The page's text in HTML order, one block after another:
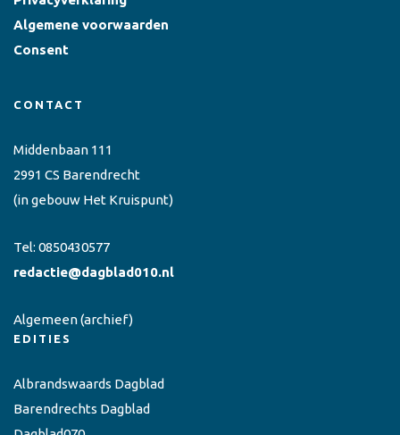
Algemene voorwaarden
Consent
CONTACT
Middenbaan 111
2991 CS Barendrecht
(in gebouw Het Kruispunt)
Tel: 0850430577
redactie@dagblad010.nl
Algemeen(archief)
EDITIES
Albrandswaards Dagblad
Barendrechts Dagblad